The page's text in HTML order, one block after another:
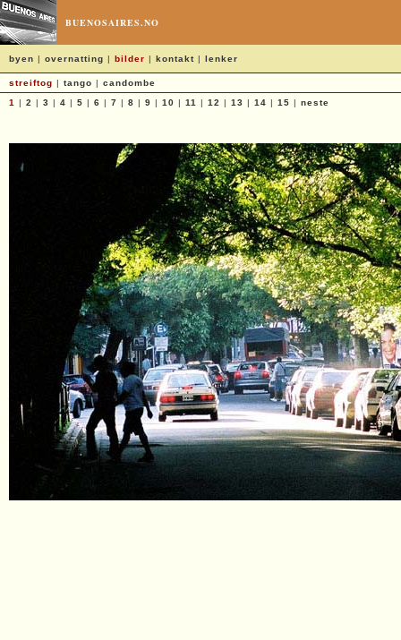
BUENOSAIRES.NO
byen | overnatting | bilder | kontakt | lenker
streiftog | tango | candombe
1
| 2 | 3 | 4 | 5 | 6 | 7 | 8 | 9 | 10 | 11 | 12 | 13 | 14 | 15 | neste